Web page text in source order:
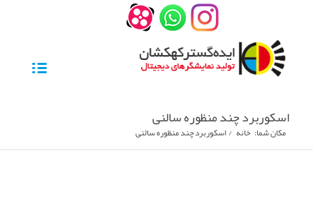
اسکوربرد چند منظوره سالنی
مکان شما: خانه /اسکوربرد چند منظوره سالنی